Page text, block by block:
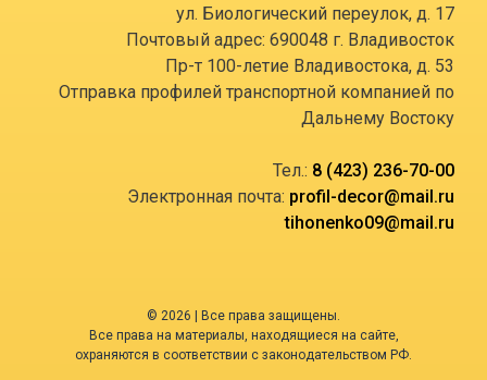
ул. Биологический переулок, д. 17
Почтовый адрес: 690048 г. Владивосток
Пр-т 100-летие Владивостока, д. 53
Отправка профилей транспортной компанией по
Дальнему Востоку
Тел.: 8 (423) 236-70-00
Электронная почта: profil-decor@mail.ru
tihonenko09@mail.ru
© 2026 | Все права защищены.
Все права на материалы, находящиеся на сайте,
охраняются в соответствии с законодательством РФ.